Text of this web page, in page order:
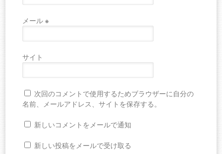
メール※
サイト
次回のコメントで使用するためブラウザーに自分の
名前、メールアドレス、サイトを保存する。
新しいコメントをメールで通知
新しい投稿をメールで受け取る